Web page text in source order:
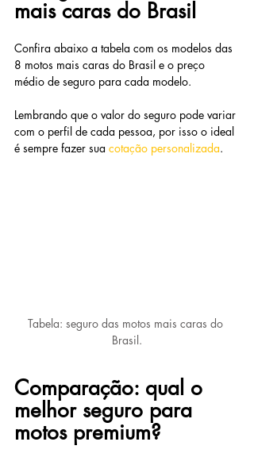
mais caras do Brasil
Confira abaixo a tabela com os modelos das
8 motos mais caras do Brasil e o preço
médio de seguro para cada modelo.
Lembrando que o valor do seguro pode variar
com o perfil de cada pessoa, por isso o ideal
é sempre fazer sua cotação personalizada.
Tabela: seguro das motos mais caras do
Brasil.
Comparação: qual o
melhor seguro para
motos premium?